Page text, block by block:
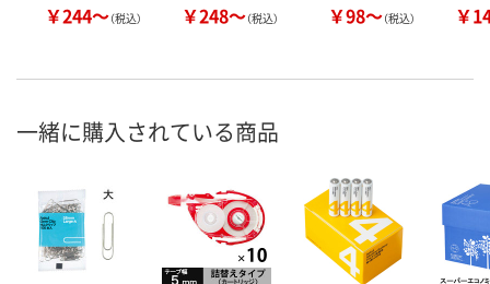
￥244～（税込） ￥248～（税込） ￥98～（税込） ￥
一緒に購入されている商品